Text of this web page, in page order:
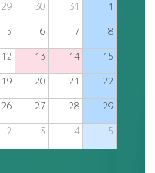
29 30 31 1
5 6 7 8
12 13 14 15
19 20 21 22
26 27 28 29
2 3 4 5